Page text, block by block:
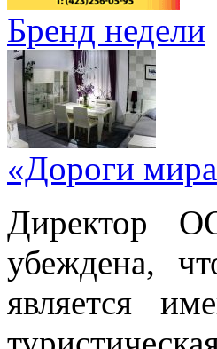
Бренд недели
«Дороги
Директор
убеждена,
является